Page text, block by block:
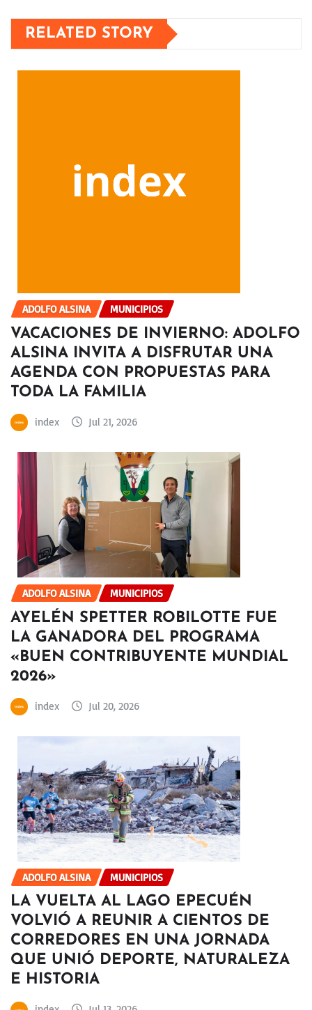
RELATED STORY
ADOLFO ALSINA MUNICIPIOS
VACACIONES DE INVIERNO: ADOLFO
ALSINA INVITA A DISFRUTAR UNA
AGENDA CON PROPUESTAS PARA
TODA LA FAMILIA
index Jul 21, 2026
ADOLFO ALSINA MUNICIPIOS
AYELÉN SPETTER ROBILOTTE FUE
LA GANADORA DEL PROGRAMA
«BUEN CONTRIBUYENTE MUNDIAL
2026»
index Jul 20, 2026
ADOLFO ALSINA MUNICIPIOS
LA VUELTA AL LAGO EPECUÉN
VOLVIÓ A REUNIR A CIENTOS DE
CORREDORES EN UNA JORNADA
QUE UNIÓ DEPORTE, NATURALEZA
E HISTORIA